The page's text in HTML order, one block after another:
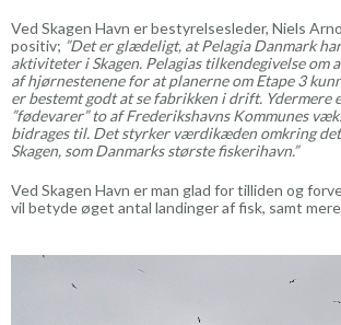
Ved Skagen Havn er bestyrelsesleder, Niels
positiv; ”Det er glædeligt, at Pelagia Danmark
aktiviteter i Skagen. Pelagias tilkendegivelse om
af hjørnestenene for at planerne om Etape 3
er bestemt godt at se fabrikken i drift. Ydermere
”fødevarer” to af Frederikshavns Kommunes
bidrages til. Det styrker værdikæden omkring
Skagen, som Danmarks største fiskerihavn.”
Ved Skagen Havn er man glad for tilliden og
vil betyde øget antal landinger af fisk, samt